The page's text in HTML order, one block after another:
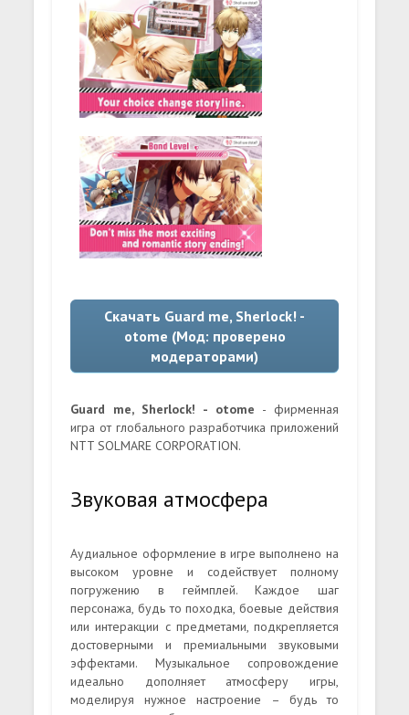
Скачать Guard me, Sherlock! -
otome (Мод: проверено
модераторами)
Guard me, Sherlock! - otome - фирменная
игра от глобального разработчика приложений
NTT SOLMARE CORPORATION.
Звуковая атмосфера
Аудиальное оформление в игре выполнено на
высоком уровне и содействует полному
погружению в геймплей. Каждое шаг
персонажа, будь то походка, боевые действия
или интеракции с предметами, подкрепляется
достоверными и премиальными звуковыми
эффектами. Музыкальное сопровождение
идеально дополняет атмосферу игры,
моделируя нужное настроение – будь то